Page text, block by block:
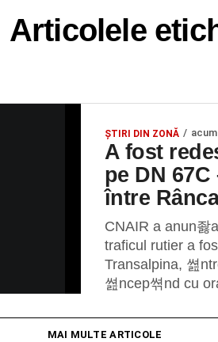
Articolele
ȘTIRI DIN ZONĂ
A fost
pe DN
între
CNAIR a anun좛
traficul rutier a
Transalpina, 쎮
쎮ncep쎢nd cu
MAI MULTE ARTICOLE